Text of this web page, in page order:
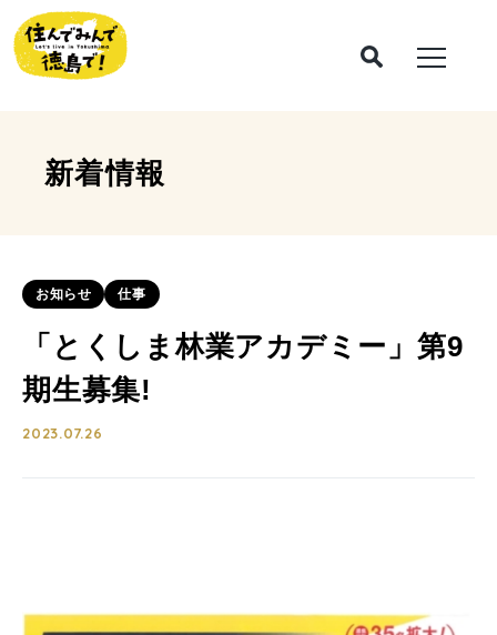
新着情報
お知らせ 仕事
「とくしま林業アカデミー」第9
期生募集!
2023.07.26